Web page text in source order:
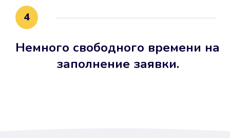
4
Немного свободного времени на
заполнение заявки.